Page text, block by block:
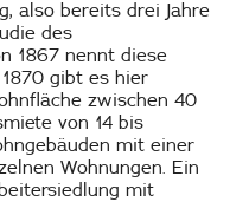
also bereits drei Jahre
des
1867 nennt diese
gibt es hier
zwischen 40
von 14 bis
mit einer
Wohnungen. Ein
mit